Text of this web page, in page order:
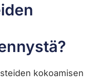
kokoamisen